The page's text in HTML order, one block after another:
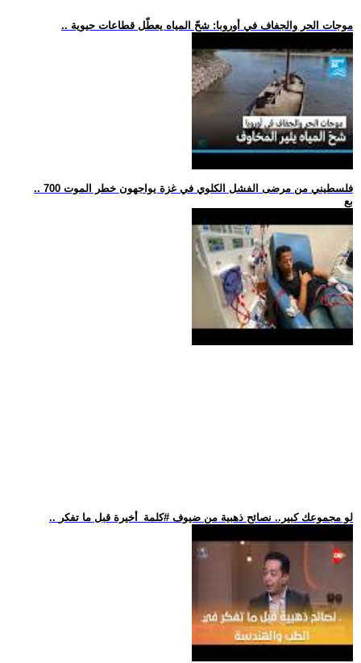
.. موجات الحر والجفاف في أوروبا: شحّ المياه يعطّل قطاعات حيوية
.. 700 فلسطيني من مرضى الفشل الكلوي في غزة يواجهون خطر الموت
بع
.. لو مجموعك كبير.. نصائح ذهبية من ضيوف #كلمة_أخيرة قبل ما تفكر